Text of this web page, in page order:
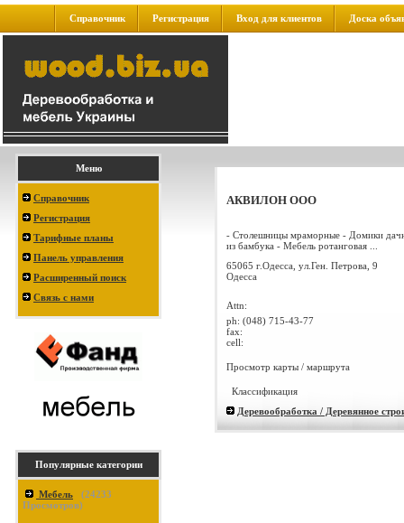
Справочник Регистрация Вход для клиентов Доска
Меню
Справочник
Регистрация
Тарифные планы
Панель управления
Расширенный поиск
Связь с нами
Популярные категории
Мебель (24233
Просмотров)
АКВИЛОН ООО
- Столешницы мраморные - Домики
из бамбука - Мебель ротанговая ...
65065 г.Одесса, ул.Ген. Петрова, 9
Одесса
Attn:
ph: (048) 715-43-77
fax:
cell:
Просмотр карты / маршрута
Классификация
Деревообработка / Деревянное